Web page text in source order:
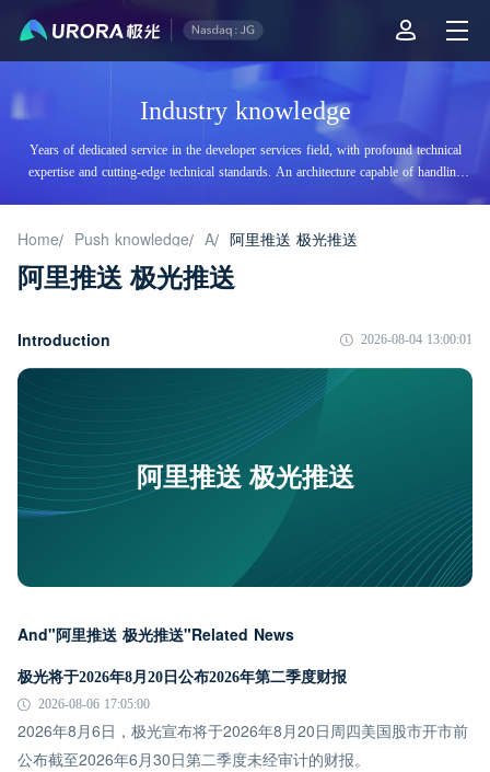
Industry knowledge
Years of dedicated service in the developer services field, with profound technical
expertise and cutting-edge technical standards. An architecture capable of handling
tens of billions of daily visits, supporting billions of high-concurrency accesses.
Home/ Push knowledge/ A/ 阿里推送 极光推送
阿里推送 极光推送
Introduction 2026-08-04 13:00:01
阿里推送 极光推送
And"阿里推送 极光推送"Related News
极光将于2026年8月20日公布2026年第二季度财报
2026-08-06 17:05:00
2026年8月6日，极光宣布将于2026年8月20日周四美国股市开市前
公布截至2026年6月30日第二季度未经审计的财报。